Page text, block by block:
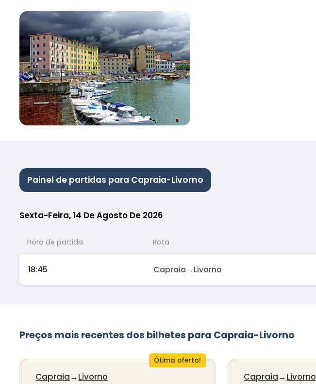
Painel de partidas para Capraia-Livorno
Sexta-Feira, 14 De Agosto De 2026
Hora de partida Rota
18:45 Capraia→Livorno
Preços mais recentes dos bilhetes para Capraia-Livorno
Ótima oferta!
Capraia→Livorno Capraia→Livorno